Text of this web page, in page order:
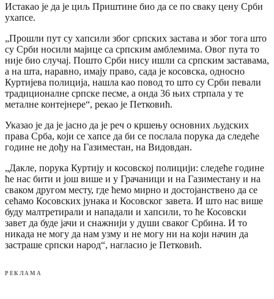
Истакао је да је циљ Приштине био да се по сваку цену Срби
ухапсе.
„Прошли пут су хапсили због српских застава и због тога што
су Срби носили мајице са српским амблемима. Овог пута то
није био случај. Пошто Срби нису ишли са српским заставама,
а на шта, наравно, имају право, сада је косовска, односно
Куртијева полиција, нашла као повод то што су Срби певали
традиционалне српске песме, а онда 36 њих стрпала у те
металне контејнере“, рекао је Петковић.
Указао је да је јасно да је реч о кршењу основних људских
права Срба, који се хапсе да би се послала порука да следеће
године не дођу на Газиместан, на Видовдан.
„Дакле, порука Куртију и косовској полицији: следеће године
ће нас бити и још више и у Грачаници и на Газиместану и на
сваком другом месту, где ћемо мирно и достојанствено да се
сећамо Косовских јунака и Косовског завета. И што нас више
буду малтретирали и нападали и хапсили, то ће Косовски
завет да буде јачи и снажнији у души сваког Србина. И то
никада не могу да нам узму и не могу ни на који начин да
застраше српски народ“, нагласио је Петковић.
РЕКЛАМА